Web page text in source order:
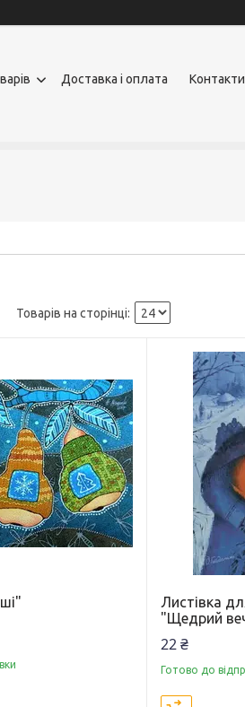
Доставка і оплата Контакти
Листівка
"Щедрий
22 ₴
Готово до